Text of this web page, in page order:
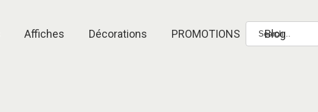
Affiches Décorations PROMOTIONS Blog